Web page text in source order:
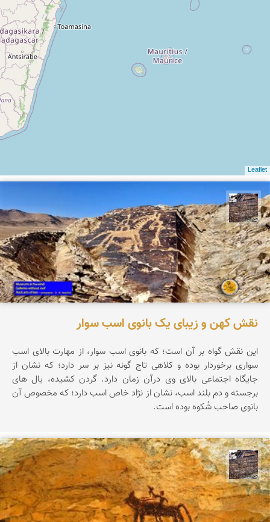
Leaflet
محمد ناصری فرد
نقش کهن و زیبای یک بانوی اسب سوار
این نقش گواه بر آن است؛ که بانوی اسب سوار، از مهارت بالای اسب
سواری برخوردار بوده و کلاهی تاج گونه نیز بر سر دارد؛ که نشان از
جایگاه اجتماعی بالای وی درآن زمان دارد. گردن کشیده، یال های
برجسته و دم بلند اسب، نشان از نژاد خاص اسب دارد؛ که مخصوص آن
بانوی صاحب شُکوه بوده است.
محمد ناصری فرد